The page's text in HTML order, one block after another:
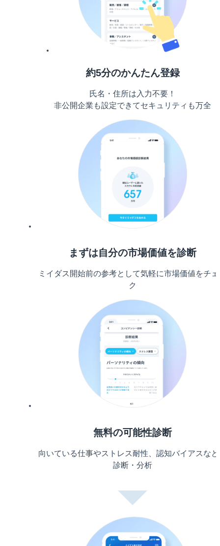
約5分のかんたん登録
氏名・住所は入力不要！
非公開企業も設定できてセキュリティも万全
まずは自分の市場価値を診断
ミイダス開始前の参考として気軽に市場価値をチ
ク
無料の可能性診断
向いている仕事やストレス耐性、認知バイアスな
診断・分析